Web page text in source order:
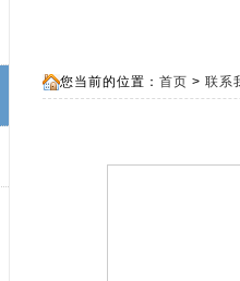
您当前的位置： 首页 > 联系